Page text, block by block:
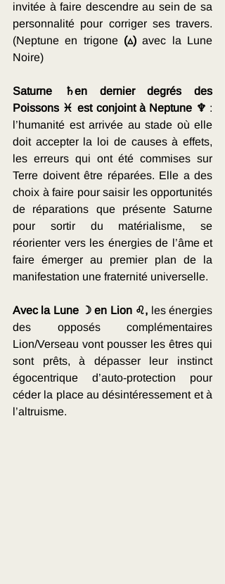
invitée à faire descendre au sein de sa
personnalité pour corriger ses travers.
(Neptune en trigone (▵) avec la Lune
Noire)
Saturne ♄en dernier degrés des
Poissons ♓ est conjoint à Neptune ♆ :
l’humanité est arrivée au stade où elle
doit accepter la loi de causes à effets,
les erreurs qui ont été commises sur
Terre doivent être réparées. Elle a des
choix à faire pour saisir les opportunités
de réparations que présente Saturne
pour sortir du matérialisme, se
réorienter vers les énergies de l’âme et
faire émerger au premier plan de la
manifestation une fraternité universelle.
Avec la Lune ☽ en Lion ♌, les énergies
des opposés complémentaires
Lion/Verseau vont pousser les êtres qui
sont prêts, à dépasser leur instinct
égocentrique d’auto-protection pour
céder la place au désintéressement et à
l’altruisme.